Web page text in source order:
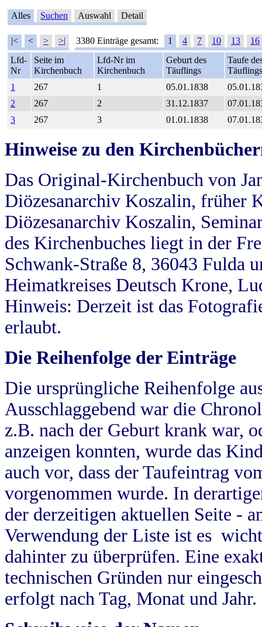
Alles Suchen Auswahl Detail
|< < > >| 3380 Einträge gesamt: 1 4 7 10 13
16
Lfd-
Nr
Seite im
Kirchenbuch
Lfd-Nr im
Kirchenbuch
Geburt des
Täuflings
Taufe
Täuflings
1
267 1 05.01.1838
2
267 2 31.12.1837
3
267 3 01.01.1838
Hinweise zu den
Das Original-Kirchenbuch von
Diözesanarchiv Koszalin, früher
Diözesanarchiv Koszalin,
des Kirchenbuches liegt in der
Schwank-Straße 8, 36043 Fulda
Heimatkreises Deutsch Krone,
Hinweis: Derzeit ist das
erlaubt.
Die Reihenfolge der Einträge
Die ursprüngliche Reihenfolge
Ausschlaggebend war die
z.B. nach der Geburt krank war,
anzeigen konnten, wurde das
auch vor, dass der Taufeintrag
vorgenommen wurde. In
der derzeitigen aktuellen Seite -
Verwendung der Liste ist es
dahinter zu überprüfen. Eine
technischen Gründen nur
erfolgt nach Tag, Monat und Jahr.